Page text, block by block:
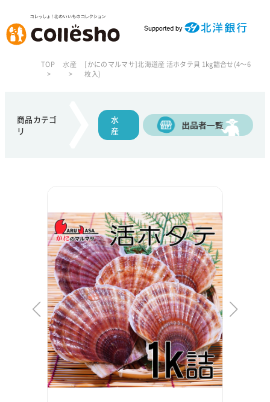
TOP 水産
[かにのマルマサ]北海道産 活ホタテ貝 1kg詰合せ(4～6
枚入)
商品カテゴ
リ
水
産